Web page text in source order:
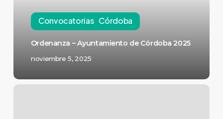
Convocatorias Córdoba
Ordenanza – Ayuntamiento de Córdoba 2025
noviembre 5, 2025